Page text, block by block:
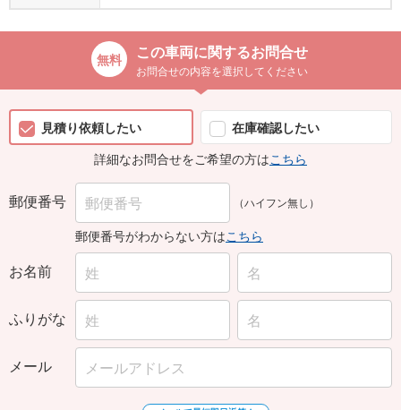
この車両に関するお問合せ
お問合せの内容を選択してください
見積り依頼したい
在庫確認したい
詳細なお問合せをご希望の方はこちら
郵便番号 （ハイフン無し）
郵便番号がわからない方はこちら
お名前
ふりがな
メール